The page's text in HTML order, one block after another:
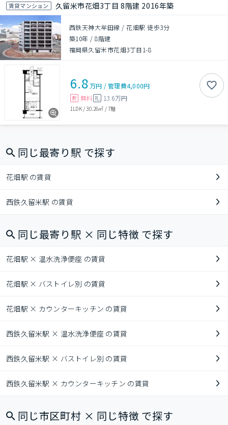
賃貸マンション 久留米市花畑3丁目 8階建 2016年築
西鉄天神大牟田線 / 花畑駅 徒歩3分
築10年 /8階建
福岡県久留米市花畑3丁目1-8
6.8万円 /管理費4,000円
敷 無料 礼 13.6万円
1LDK/30.26㎡ /7階
同じ最寄り駅 で探す
花畑駅 の賃貸
西鉄久留米駅 の賃貸
同じ最寄り駅 × 同じ特徴 で探す
花畑駅 × 温水洗浄便座 の賃貸
花畑駅 × バストイレ別 の賃貸
花畑駅 × カウンターキッチン の賃貸
西鉄久留米駅 × 温水洗浄便座 の賃貸
西鉄久留米駅 × バストイレ別 の賃貸
西鉄久留米駅 × カウンターキッチン の賃貸
同じ市区町村 × 同じ特徴 で探す